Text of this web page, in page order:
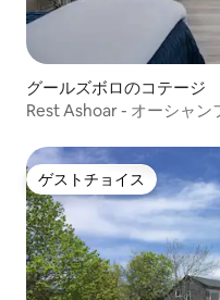
グールズボロのコテージ
Rest Ashoar - オーシャン
ゲストチョイス
ゲストチョイス